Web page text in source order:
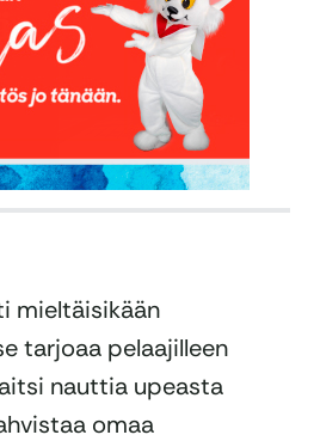
mieltäisikään
tarjoaa pelaajilleen
nauttia upeasta
omaa